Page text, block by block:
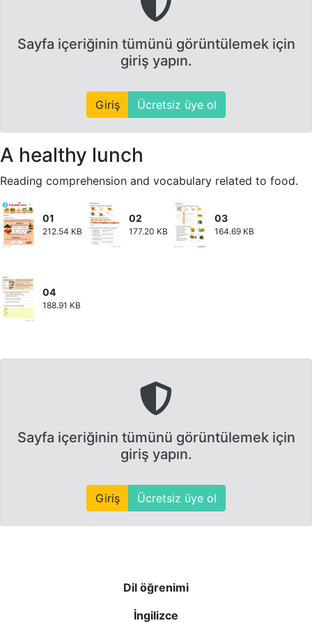
Sayfa içeriğinin tümünü görüntülemek için
giriş yapın.
Giriş Ücretsiz üye ol
A healthy lunch
Reading comprehension and vocabulary related to food.
01
212.54 KB
02
177.20 KB
03
164.69 KB
04
188.91 KB
Sayfa içeriğinin tümünü görüntülemek için
giriş yapın.
Giriş Ücretsiz üye ol
Dil öğrenimi
İngilizce